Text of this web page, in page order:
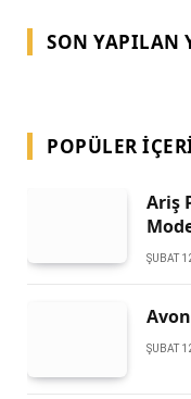
SON YAPILAN
POPÜLER
Ariş
ŞUBAT
ŞUBAT